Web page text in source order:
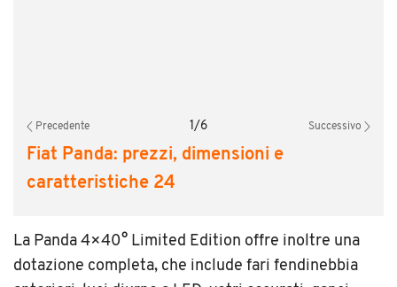
Precedente 1/6 Successivo
Fiat Panda: prezzi, dimensioni e
caratteristiche 24
La Panda 4×40° Limited Edition offre inoltre una
dotazione completa, che include fari fendinebbia